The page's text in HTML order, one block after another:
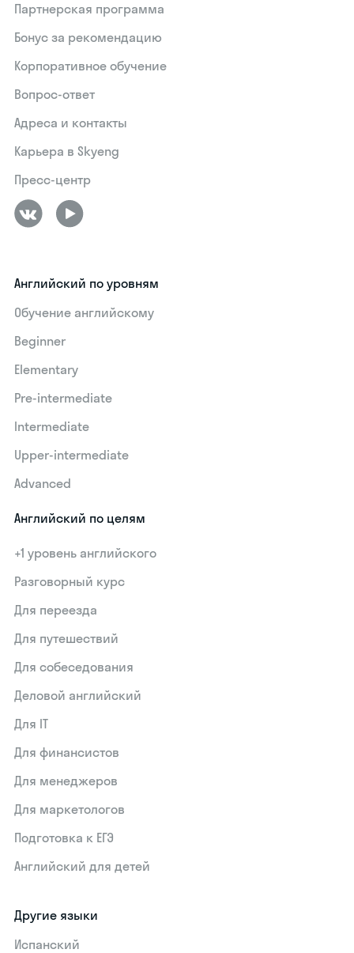
Партнерская программа
Бонус за рекомендацию
Корпоративное обучение
Вопрос-ответ
Адреса и контакты
Карьера в Skyeng
Пресс-центр
Английский по уровням
Обучение английскому
Beginner
Elementary
Pre-intermediate
Intermediate
Upper-intermediate
Advanced
Английский по целям
+1 уровень английского
Разговорный курс
Для переезда
Для путешествий
Для собеседования
Деловой английский
Для IT
Для финансистов
Для менеджеров
Для маркетологов
Подготовка к ЕГЭ
Английский для детей
Другие языки
Испанский